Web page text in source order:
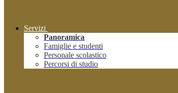
Servizi
Panoramica
Famiglie e studenti
Personale scolastico
Percorsi di studio